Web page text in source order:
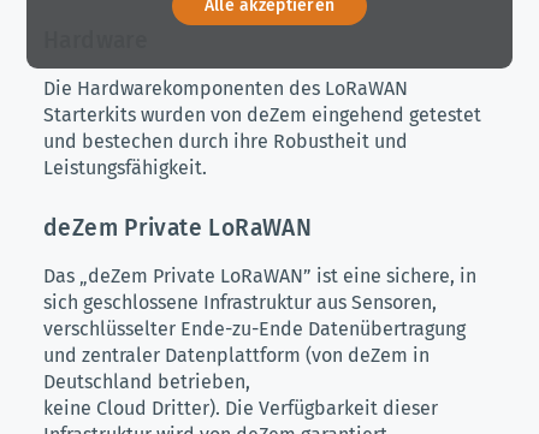
Die Hardwarekomponenten des LoRaWAN
Starterkits wurden von deZem eingehend getestet
und bestechen durch ihre Robustheit und
Leistungsfähigkeit.
deZem Private LoRaWAN
Das „deZem Private LoRaWAN” ist eine sichere, in
sich geschlossene Infrastruktur aus Sensoren,
verschlüsselter Ende-zu-Ende Datenübertragung
und zentraler Datenplattform (von deZem in
Deutschland betrieben,
keine Cloud Dritter). Die Verfügbarkeit dieser
Alle akzeptieren